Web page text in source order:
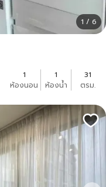
1 / 6
1
ห้องนอน
1
ห้องน้ำ
31
ตรม.